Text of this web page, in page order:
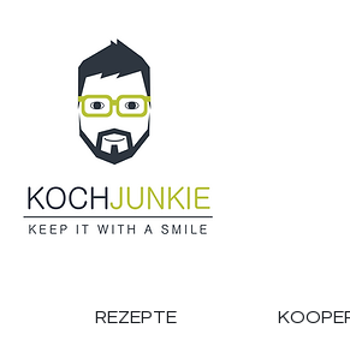
REZEPTE